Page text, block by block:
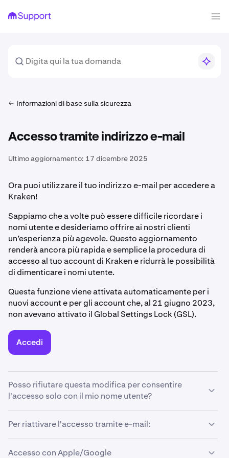
Informazioni di base sulla sicurezza
Accesso tramite indirizzo e-mail
Ultimo aggiornamento: 17 dicembre 2025
Ora puoi utilizzare il tuo indirizzo e-mail per accedere a
Kraken!
Sappiamo che a volte può essere difficile ricordare i
nomi utente e desideriamo offrire ai nostri clienti
un’esperienza più agevole. Questo aggiornamento
renderà ancora più rapida e semplice la procedura di
accesso al tuo account di Kraken e ridurrà le possibilità
di dimenticare i nomi utente.
Questa funzione viene attivata automaticamente per i
nuovi account e per gli account che, al 21 giugno 2023,
non avevano attivato il Global Settings Lock (GSL).
Accedi
Posso rifiutare questa modifica per consentire
l'accesso solo con il mio nome utente?
Se preferisci continuare ad accedere utilizzando solo il
accesso tramite indirizzo e-mail, devi semplicemente
seguire questi passaggi per ripristinare il precedente
Per riattivare l'accesso tramite e-mail:
Questa funzione è attivata per impostazione
Accesso con Apple/Google